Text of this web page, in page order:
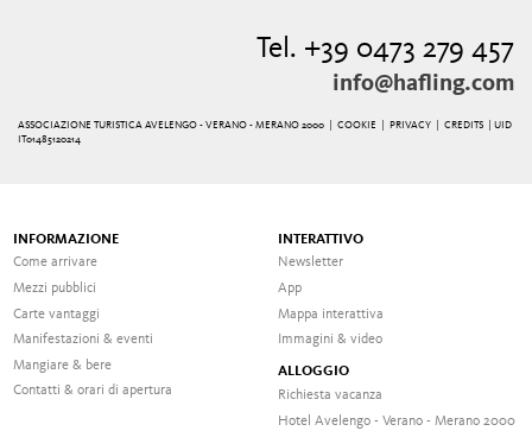
Tel. +39 0473 279 457
info@hafling.com
ASSOCIAZIONE TURISTICA AVELENGO - VERANO - MERANO 2000 | COOKIE PRIVACY |CREDITS
| UID
IT01485120214
INFORMAZIONE
Come arrivare
Mezzi pubblici
Carte vantaggi
Manifestazioni & eventi
Mangiare & bere
Contatti & orari di apertura
INTERATTIVO
Newsletter
App
Mappa interattiva
Immagini & video
ALLOGGIO
Richiesta vacanza
Hotel Avelengo - Verano - Merano 2000